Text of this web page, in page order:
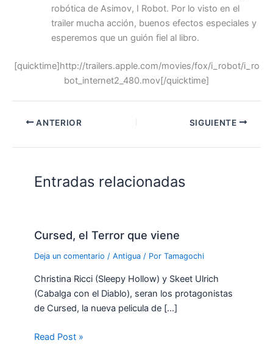
robótica de Asimov, I Robot. Por lo visto en el
trailer mucha acción, buenos efectos especiales y
esperemos que un guión fiel al libro.
[quicktime]http://trailers.apple.com/movies/fox/i_robot/i_ro
bot_internet2_480.mov[/quicktime]
ANTERIOR SIGUIENTE
Entradas relacionadas
Cursed, el Terror que viene
Deja un comentario /Antigua / PorTamagochi
Christina Ricci (Sleepy Hollow) y Skeet Ulrich
(Cabalga con el Diablo), seran los protagonistas
de Cursed, la nueva pelicula de […]
Read Post »